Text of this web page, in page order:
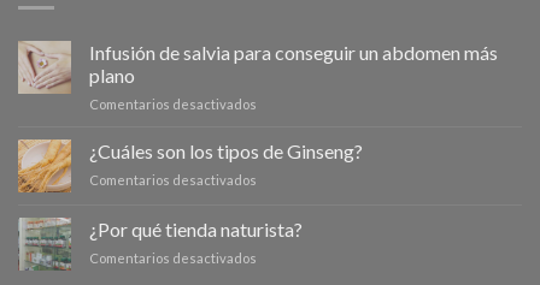
Infusión de salvia para conseguir un abdomen más
plano
Comentarios desactivados
de
salvia
un
¿Cuáles son los tipos de Ginseng?
Comentarios desactivados
los
¿Por qué tienda naturista?
Comentarios desactivados